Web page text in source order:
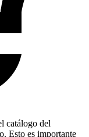
catálogo del
Esto es importante